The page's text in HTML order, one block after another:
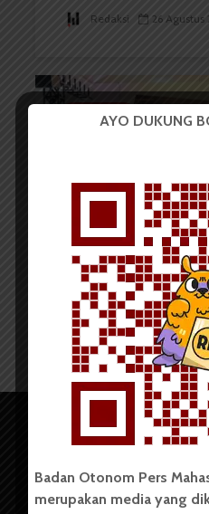
Redaksi 26 Agustus
Yayasan
Seminar
Redaksi 26 Agustus
AYO DUKUNG
Badan Otonom Pers
merupakan media yang